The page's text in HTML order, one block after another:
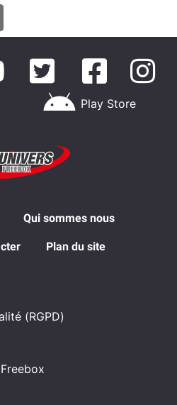
Play Store
Qui sommes nous
Plan du site
(RGPD)